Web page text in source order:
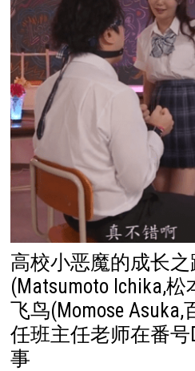
高校小恶魔的成长
(Matsumoto Ichika,
飞鸟(Momose
任班主任老师在番号
事